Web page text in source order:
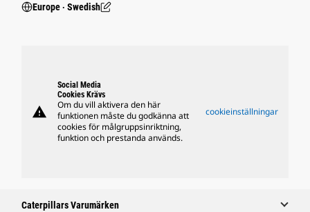
Europe ‧ Swedish
warning
Social Media
Cookies Krävs
Om du vill aktivera den här
funktionen måste du godkänna att
cookies för målgruppsinriktning,
funktion och prestanda används.
cookieinställningar
Caterpillars Varumärken